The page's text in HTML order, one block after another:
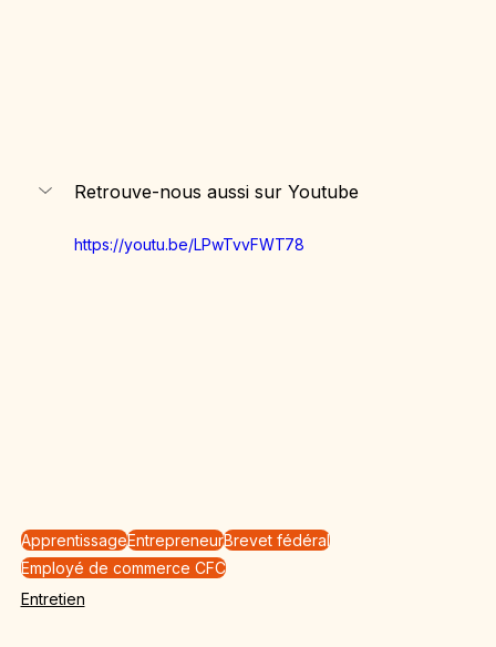
Retrouve-nous aussi sur Youtube
https://youtu.be/LPwTvvFWT78
ApprentissageEntrepreneurBrevet fédéral
Employé de commerce CFC
Entretien